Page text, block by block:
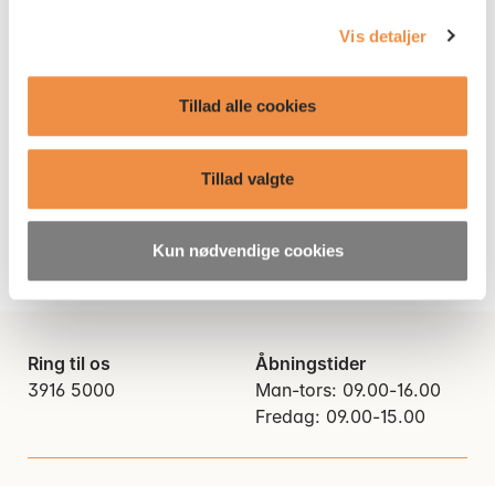
Vis detaljer
Tillad alle cookies
Tillad valgte
Kun nødvendige cookies
Vi kontakter dig, når der er noget, du
Tilmeld dig på Min Pension
Ring til os
3916 5000
Åbningstider
Man-tors: 09.00-16.00
Fredag: 09.00-15.00